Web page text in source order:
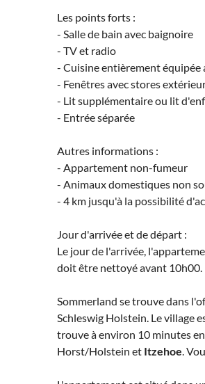
Les points forts :
- Salle de bain avec baignoire
- TV et radio
- Cuisine entièrement équipée
- Fenêtres avec stores
- Lit supplémentaire ou lit
- Entrée séparée
Autres informations :
- Appartement non-fumeur
- Animaux domestiques non
- 4 km jusqu'à la possibilité
Jour d'arrivée et de départ :
Le jour de l'arrivée,
doit être nettoyé avant 10h00.
Sommerland se trouve dans
Schleswig Holstein. Le village
trouve à environ 10 minutes
Horst/Holstein et Itzehoe.